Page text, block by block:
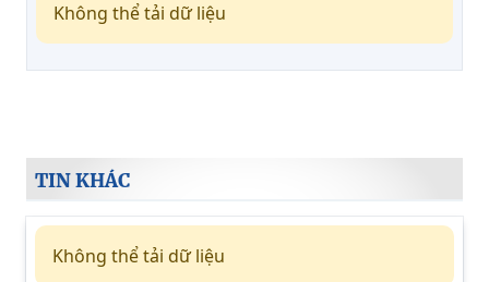
Không thể tải dữ liệu
TIN KHÁC
Không thể tải dữ liệu